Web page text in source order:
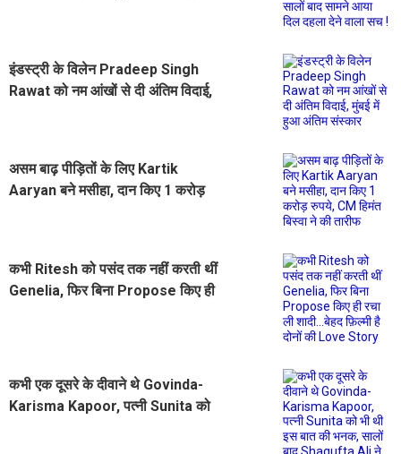
इंडस्ट्री के विलेन Pradeep Singh
Rawat को नम आंखों से दी अंतिम विदाई,
असम बाढ़ पीड़ितों के लिए Kartik
Aaryan बने मसीहा, दान किए 1 करोड़
कभी Ritesh को पसंद तक नहीं करती थीं
Genelia, फिर बिना Propose किए ही
कभी एक दूसरे के दीवाने थे Govinda-
Karisma Kapoor, पत्नी Sunita को